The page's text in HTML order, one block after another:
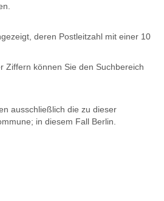
deren Postleitzahl mit einer 10
Ziffern können Sie den Suchbereich
ausschließlich die zu dieser
in diesem Fall Berlin.